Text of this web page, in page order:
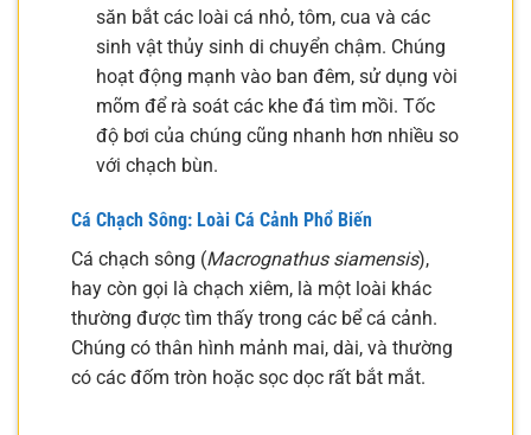
săn bắt các loài cá nhỏ, tôm, cua và các
sinh vật thủy sinh di chuyển chậm. Chúng
hoạt động mạnh vào ban đêm, sử dụng vòi
mõm để rà soát các khe đá tìm mồi. Tốc
độ bơi của chúng cũng nhanh hơn nhiều so
với chạch bùn.
Cá Chạch Sông: Loài Cá Cảnh Phổ Biến
Cá chạch sông (Macrognathus siamensis),
hay còn gọi là chạch xiêm, là một loài khác
thường được tìm thấy trong các bể cá cảnh.
Chúng có thân hình mảnh mai, dài, và thường
có các đốm tròn hoặc sọc dọc rất bắt mắt.